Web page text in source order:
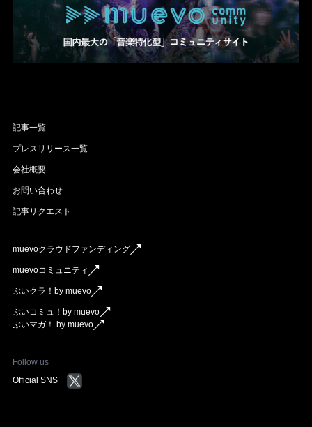
記事一覧
プレスリリース一覧
会社概要
お問い合わせ
記事リクエスト
muevoクラウドファンディング
muevoコミュニティ
ぶいクラ！by muevo
ぶいコミュ！by muevo
ぶいマガ！ by muevo
Follow us
Official SNS